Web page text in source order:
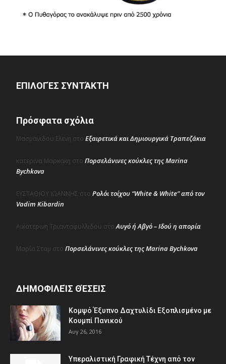
ΕΠΙΛΟΓΈΣ ΣΥΝΤΆΚΤΗ
Πρόσφατα σχόλια
Μασμανιδου Ελενη στο Εξαιρετικά και Δημιουργικά Τραπεζάκια
κατερινα Μαρκακη στο Πορσελάνινες κούκλες της Marina
Bychkova
ΕΥΣΤΑΘΙΟΥ ΙΩΑΝΝΗΣ στο Ρολόι τοίχου “White & White” από τον
Vadim Kibardin
Αικατερινη Τριανταφυλλιδου στοΑυγό ή Αβγό – Ιδού η απορία
Μαρία Σταμ στο Πορσελάνινες κούκλες της Marina Bychkova
ΔΗΜΟΦΙΛΕΊΣ ΘΈΣΕΙΣ
Κομψό Έξυπνο Δαχτυλίδι Εξοπλισμένο με
Κουμπί Πανικού
Αυγ 26, 2016
Υπεραλιστική Γραφική Τέχνη από τον